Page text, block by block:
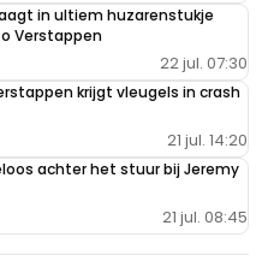
in ultiem huzarenstukje
Verstappen
22 jul. 07:30
krijgt vleugels in crash
21 jul. 14:20
achter het stuur bij Jeremy
21 jul. 08:45